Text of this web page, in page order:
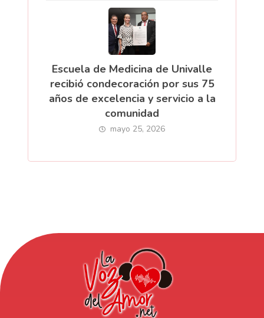
Escuela de Medicina de Univalle
recibió condecoración por sus 75
años de excelencia y servicio a la
comunidad
mayo 25, 2026